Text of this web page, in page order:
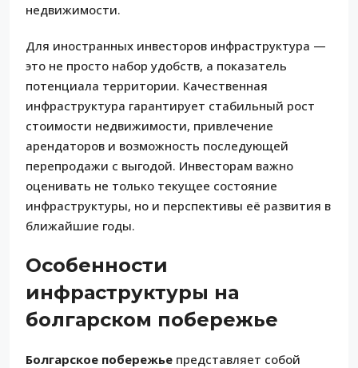
недвижимости.
Для иностранных инвесторов инфраструктура —
это не просто набор удобств, а показатель
потенциала территории. Качественная
инфраструктура гарантирует стабильный рост
стоимости недвижимости, привлечение
арендаторов и возможность последующей
перепродажи с выгодой. Инвесторам важно
оценивать не только текущее состояние
инфраструктуры, но и перспективы её развития в
ближайшие годы.
Особенности
инфраструктуры на
болгарском побережье
Болгарское побережье представляет собой